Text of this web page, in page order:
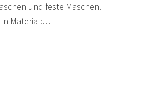
und feste Maschen.
Material:…